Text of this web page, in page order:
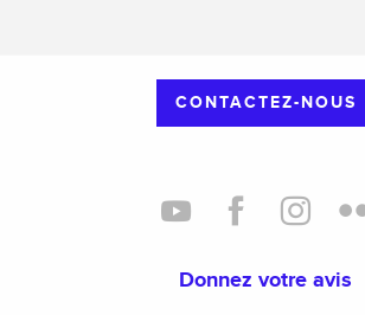
CONTACTEZ-NOUS
Donnez votre avis